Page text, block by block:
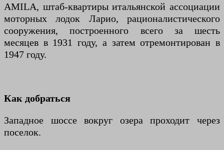
AMILA, штаб-квартиры итальянской ассоциации
моторных лодок Ларио, рационалистического
сооружения, построенного всего за шесть
месяцев в 1931 году, а затем отремонтирован в
1947 году.
Как добраться
Западное шоссе вокруг озера проходит через
поселок.